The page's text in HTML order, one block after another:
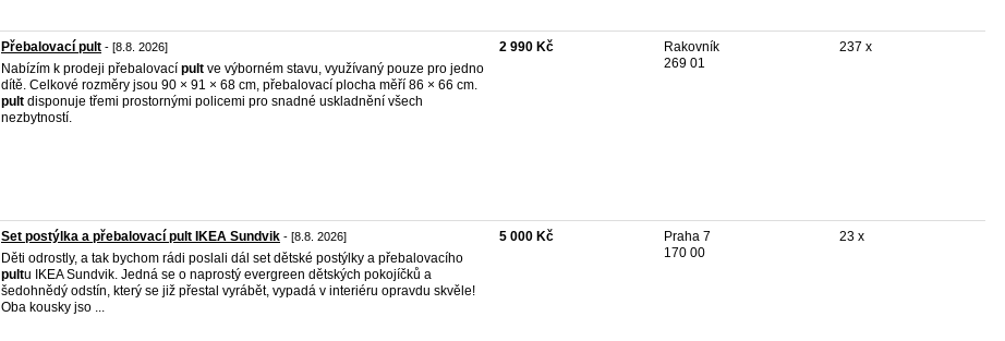
Přebalovací pult - [8.8. 2026]
Nabízím k prodeji přebalovací pult ve výborném stavu, využívaný pouze pro jedno
dítě. Celkové rozměry jsou 90 × 91 × 68 cm, přebalovací plocha měří 86 × 66 cm.
pult disponuje třemi prostornými policemi pro snadné uskladnění všech
nezbytností.
2 990 Kč
Rakovník
269 01
237 x
Set postýlka a přebalovací pult IKEA Sundvik - [8.8. 2026]
Děti odrostly, a tak bychom rádi poslali dál set dětské postýlky a přebalovacího
pultu IKEA Sundvik. Jedná se o naprostý evergreen dětských pokojíčků a
šedohnědý odstín, který se již přestal vyrábět, vypadá v interiéru opravdu skvěle!
Oba kousky jso ...
5 000 Kč
Praha 7
170 00
23 x